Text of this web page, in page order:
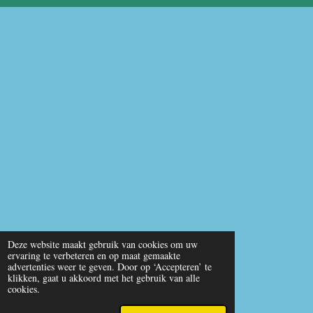
Deze website maakt gebruik van cookies om uw
ervaring te verbeteren en op maat gemaakte
advertenties weer te geven. Door op ‘Accepteren’ te
klikken, gaat u akkoord met het gebruik van alle
cookies.
o
b
A